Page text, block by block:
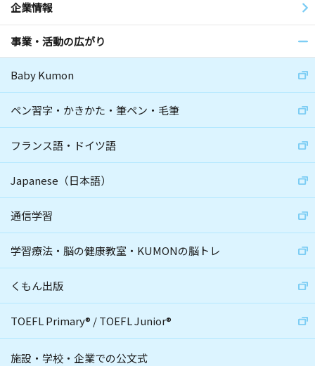
企業情報
事業・活動の広がり
Baby Kumon
ペン習字・かきかた・筆ペン・毛筆
フランス語・ドイツ語
Japanese（日本語）
通信学習
学習療法・脳の健康教室・KUMONの脳トレ
くもん出版
TOEFL Primary® /TOEFL Junior®
施設・学校・企業での公文式